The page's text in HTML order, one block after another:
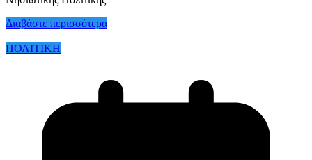
Διαβάστε περισσότερα
ΠΟΛΙΤΙΚΗ